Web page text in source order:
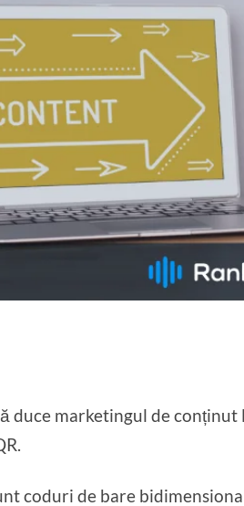
duce marketingul de
coduri de bare